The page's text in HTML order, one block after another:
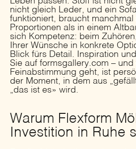
nicht gleich Leder, und ein
funktioniert, braucht manchmal
Proportionen als in einem
sich Kompetenz: beim
Ihrer Wünsche in konkrete
Blick fürs Detail. Inspiration
Sie auf formsgallery.com –
Feinabstimmung geht, ist
der Moment, in dem aus
„das ist es» wird.
Warum Flexform
Investition in Ruhe